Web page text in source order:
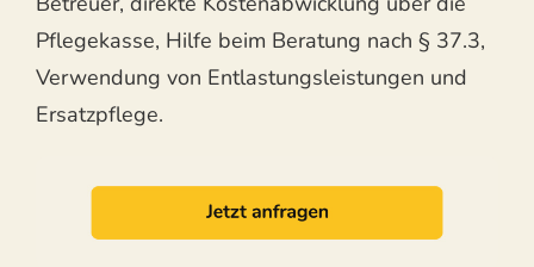
Pflegekasse, Hilfe beim Beratung nach § 37.3,
Verwendung von Entlastungsleistungen und
Ersatzpflege.